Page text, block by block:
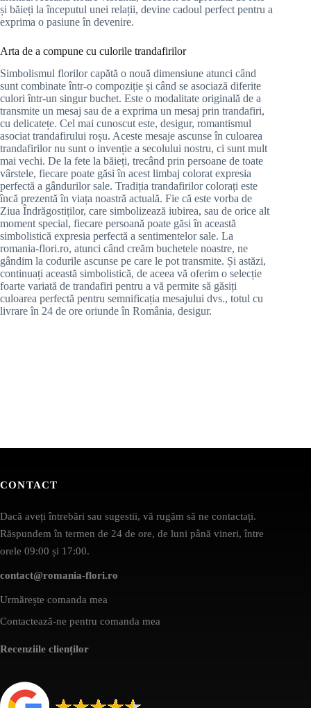
și băieți la începutul unei relații, devine cadoul perfect pentru a
exprima o pasiune în devenire.
Arta de a compune cu culorile trandafirilor
Simbolismul florilor capătă o nouă dimensiune atunci când
sunt combinate într-o compoziție și când se asociază diferite
culori într-un singur buchet. Este o modalitate originală de a
transmite un mesaj sau de a exprima un mesaj prin trandafiri,
cu delicatețe. Cel mai cunoscut este, desigur, romantismul
asociat trandafirului roșu. Aceste mesaje ascunse în culoarea
trandafirilor nu sunt o invenție a secolului nostru, ci sunt mult
mai vechi. De la fete la băieți, trecând prin persoane de toate
vârstele, fiecare poate găsi în acest limbaj colorat expresia
perfectă a gândurilor sale. Tradiția trandafirilor colorați este
încă prezentă în viața noastră actuală. Fie că este vorba de
Ziua Îndrăgostiților, care simbolizează iubirea, sau de orice alt
moment special, fiecare persoană poate găsi în această
simbolistică expresia perfectă a sentimentelor sale. La
romania-flori.ro, atunci când creăm buchetele noastre, ne
gândim la codurile ascunse pe care le pot transmite. Și astăzi,
continuați această simbolistică, de aceea vă oferim o selecție
foarte variată de trandafiri pentru a vă permite să găsiți
culoarea perfectă pentru semnificația mesajului dvs., totul cu
livrare în 24 de ore oriunde în România, desigur.
CONTACT
Dacă aveți întrebări sau sugestii, vă rugăm să ne contactați.
Răspundem în termen de 24 de ore, de luni până vineri, între
orele 09:00 și 17:00.
contact@romania-flori.ro
Urmărește comanda mea
Contactează-ne pentru comanda mea
Recenziile clienților